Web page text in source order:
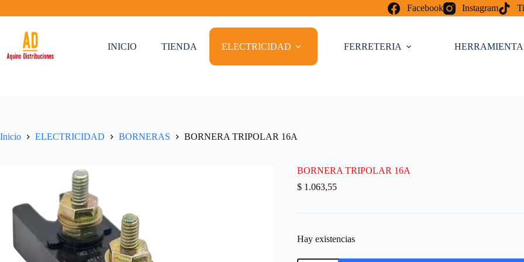
al
Facebook Instagram
INICIO TIENDA ELECTRICIDAD FERRETERIA
Inicio ELECTRICIDAD BORNERAS BORNERA TRIPOLAR 16A
BORNERA TRIPOLAR 16A
$1.063,55
Hay existencias